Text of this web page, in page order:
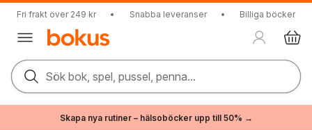
Fri frakt över 249 kr • Snabba leveranser • Billiga böcker
Sök bok, spel, pussel, penna...
Skapa nya rutiner – hälsoböcker upp till 50% →